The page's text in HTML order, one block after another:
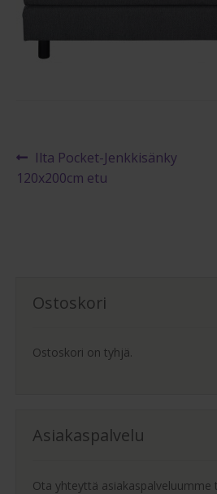
Artikkelien
selaus
Edellinen
artikkeli
Ilta Pocket-Jenkkisänky
120x200cm etu
Ostoskori
Ostoskori on tyhjä.
Asiakaspalvelu
Ota yhteyttä